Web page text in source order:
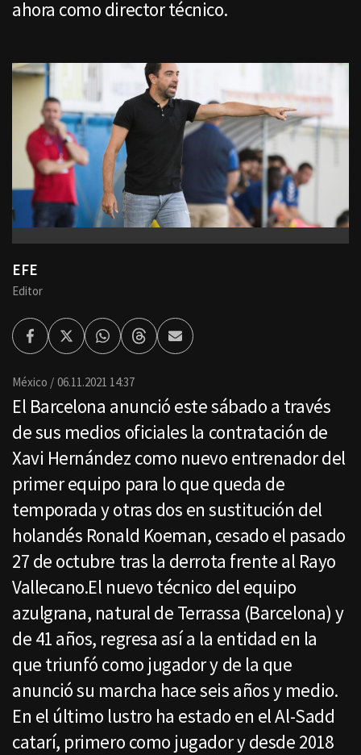
ahora como director técnico.
EFE
Editor
FacebookTwitterWhatsappThreadsEnviar
por
México 06.11.2021 14:37
El Barcelona anunció este sábado a través
de sus medios oficiales la contratación de
Xavi Hernández como nuevo entrenador del
primer equipo para lo que queda de
temporada y otras dos en sustitución del
holandés Ronald Koeman, cesado el pasado
27 de octubre tras la derrota frente al Rayo
Vallecano.El nuevo técnico del equipo
azulgrana, natural de Terrassa (Barcelona) y
de 41 años, regresa así a la entidad en la
que triunfó como jugador y de la que
anunció su marcha hace seis años y medio.
En el último lustro ha estado en el Al-Sadd
catarí, primero como jugador y desde 2018